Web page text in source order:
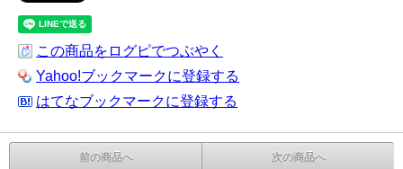
この商品をログピでつぶやく
Yahoo!ブックマークに登録する
はてなブックマークに登録する
前の商品へ 次の商品へ